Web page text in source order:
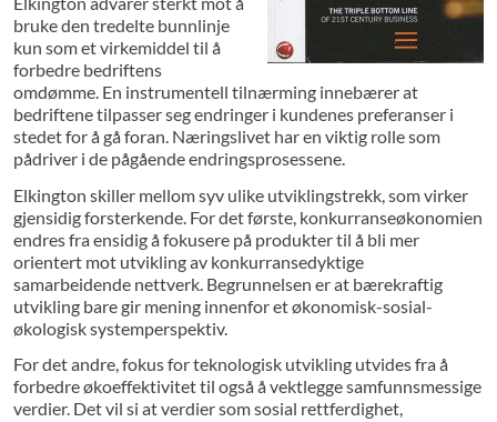
bruke den tredelte bunnlinje
kun som et virkemiddel til å
forbedre bedriftens
omdømme. En instrumentell tilnærming innebærer at
bedriftene tilpasser seg endringer i kundenes preferanser i
stedet for å gå foran. Næringslivet har en viktig rolle som
pådriver i de pågående endringsprosessene.
Elkington skiller mellom syv ulike utviklingstrekk, som virker
gjensidig forsterkende. For det første, konkurranseøkonomien
endres fra ensidig å fokusere på produkter til å bli mer
orientert mot utvikling av konkurransedyktige
samarbeidende nettverk. Begrunnelsen er at bærekraftig
utvikling bare gir mening innenfor et økonomisk-sosial-
økologisk systemperspektiv.
For det andre, fokus for teknologisk utvikling utvides fra å
forbedre økoeffektivitet til også å vektlegge samfunnsmessige
verdier. Det vil si at verdier som sosial rettferdighet,